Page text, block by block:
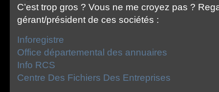
C’est trop gros ? Vous ne me croyez pas ?
gérant/président de ces sociétés :
Inforegistre
Office départemental des annuaires
Info RCS
Centre Des Fichiers Des Entreprises